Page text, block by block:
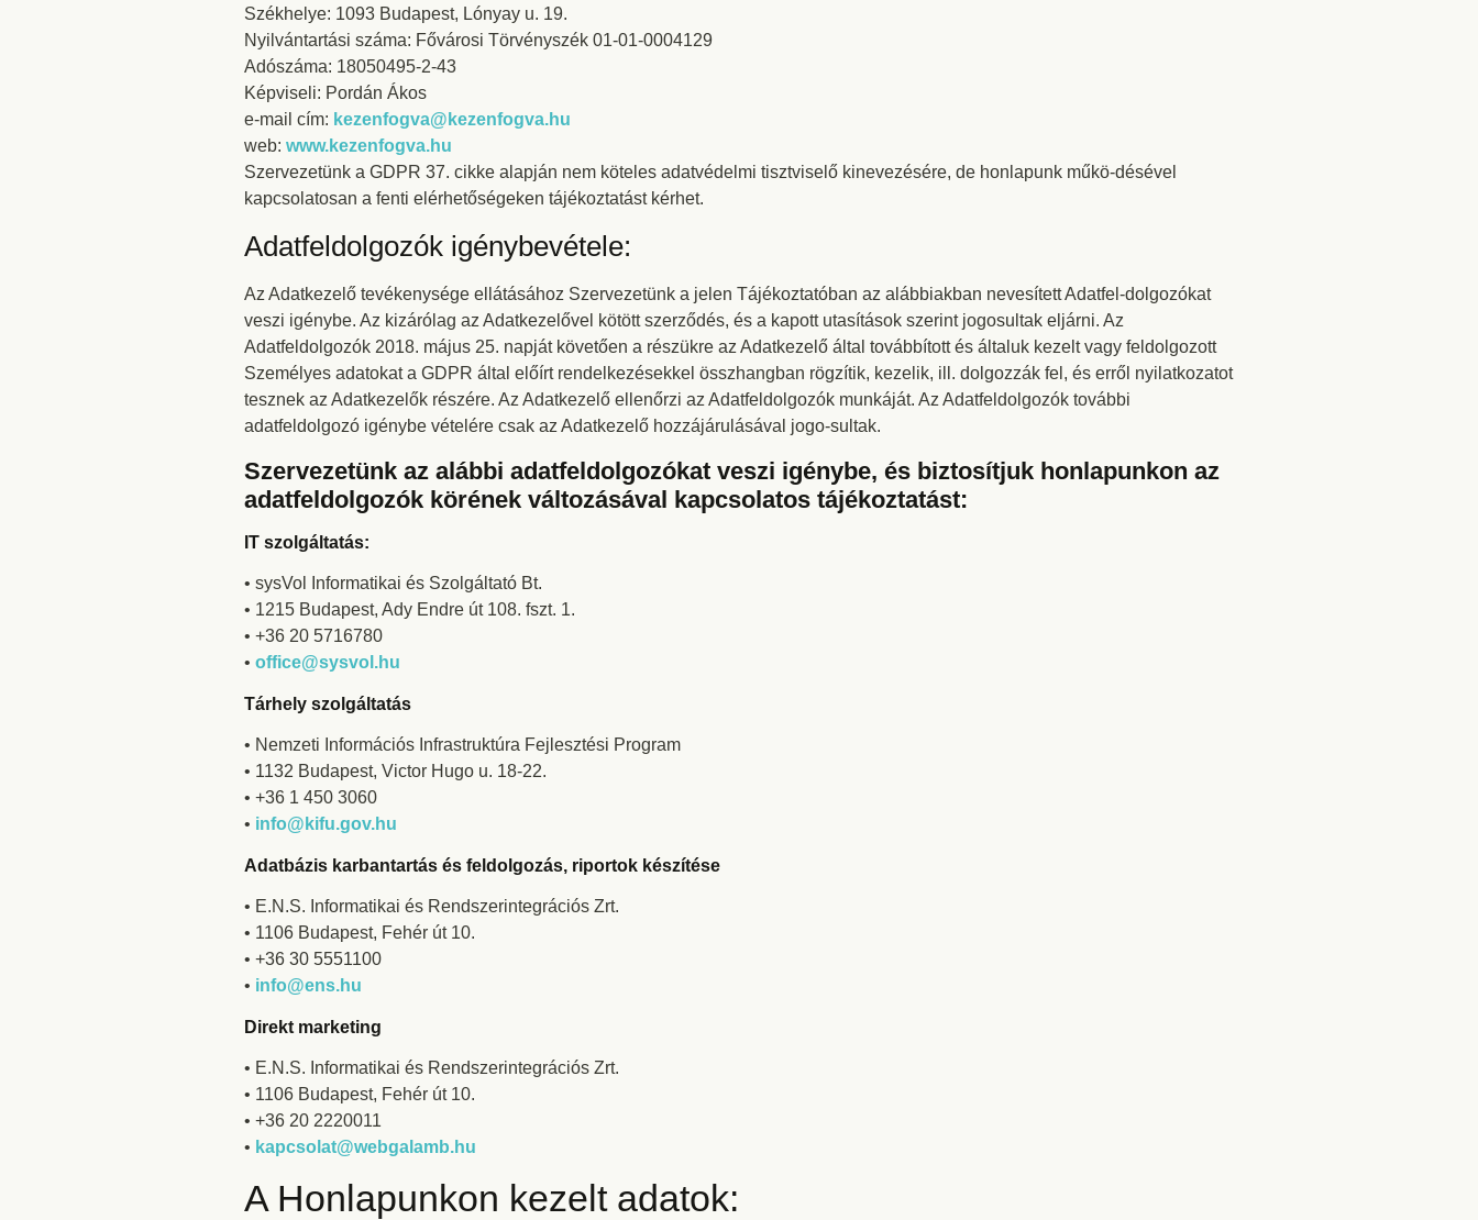
Székhelye: 1093 Budapest, Lónyay u. 19.
Nyilvántartási száma: Fővárosi Törvényszék 01-01-0004129
Adószáma: 18050495-2-43
Képviseli: Pordán Ákos
e-mail cím: kezenfogva@kezenfogva.hu
web: www.kezenfogva.hu
Szervezetünk a GDPR 37. cikke alapján nem köteles adatvédelmi tisztviselő kinevezésére, de honlapunk műkö-désével
kapcsolatosan a fenti elérhetőségeken tájékoztatást kérhet.
Adatfeldolgozók igénybevétele:
Az Adatkezelő tevékenysége ellátásához Szervezetünk a jelen Tájékoztatóban az alábbiakban nevesített Adatfel-dolgozókat
veszi igénybe. Az kizárólag az Adatkezelővel kötött szerződés, és a kapott utasítások szerint jogosultak eljárni. Az
Adatfeldolgozók 2018. május 25. napját követően a részükre az Adatkezelő által továbbított és általuk kezelt vagy feldolgozott
Személyes adatokat a GDPR által előírt rendelkezésekkel összhangban rögzítik, kezelik, ill. dolgozzák fel, és erről nyilatkozatot
tesznek az Adatkezelők részére. Az Adatkezelő ellenőrzi az Adatfeldolgozók munkáját. Az Adatfeldolgozók további
adatfeldolgozó igénybe vételére csak az Adatkezelő hozzájárulásával jogo-sultak.
Szervezetünk az alábbi adatfeldolgozókat veszi igénybe, és biztosítjuk honlapunkon az
adatfeldolgozók körének változásával kapcsolatos tájékoztatást:
IT szolgáltatás:
• sysVol Informatikai és Szolgáltató Bt.
• 1215 Budapest, Ady Endre út 108. fszt. 1.
• +36 20 5716780
• office@sysvol.hu
Tárhely szolgáltatás
• Nemzeti Információs Infrastruktúra Fejlesztési Program
• 1132 Budapest, Victor Hugo u. 18-22.
• +36 1 450 3060
• info@kifu.gov.hu
Adatbázis karbantartás és feldolgozás, riportok készítése
• E.N.S. Informatikai és Rendszerintegrációs Zrt.
• 1106 Budapest, Fehér út 10.
• +36 30 5551100
• info@ens.hu
Direkt marketing
• E.N.S. Informatikai és Rendszerintegrációs Zrt.
• 1106 Budapest, Fehér út 10.
• +36 20 2220011
• kapcsolat@webgalamb.hu
A Honlapunkon kezelt adatok: